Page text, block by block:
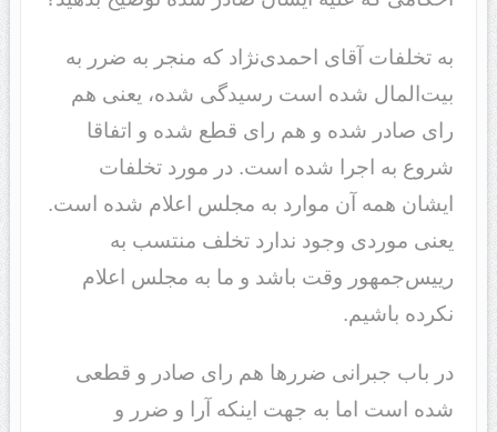
به تخلفات آقای احمدی‌نژاد که منجر به ضرر به
بیت‌المال شده است رسیدگی شده، یعنی هم
رای صادر شده و هم رای قطع شده و اتفاقا
شروع به اجرا شده است. در مورد تخلفات
ایشان همه آن موارد به مجلس اعلام شده است.
یعنی موردی وجود ندارد تخلف منتسب به
رییس‌جمهور وقت باشد و ما به مجلس اعلام
نکرده باشیم.
در باب جبرانی ضررها هم رای صادر و قطعی
شده است اما به جهت اینکه آرا و ضرر و